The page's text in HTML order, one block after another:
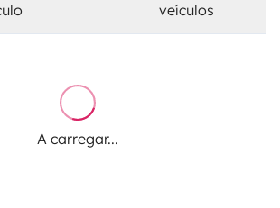
veículos
A carregar...